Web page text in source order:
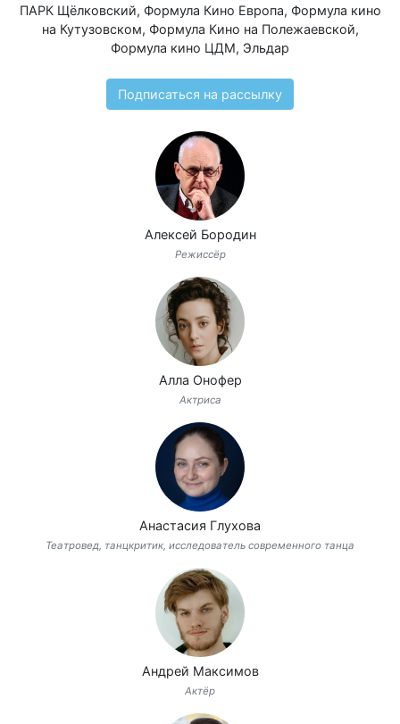
ПАРК Щёлковский, Формула Кино Европа, Формула кино
на Кутузовском, Формула Кино на Полежаевской,
Формула кино ЦДМ, Эльдар
Подписаться на рассылку
Алексей Бородин
Режиссёр
Алла Онофер
Актриса
Анастасия Глухова
Театровед, танцкритик, исследователь современного танца
Андрей Максимов
Актёр